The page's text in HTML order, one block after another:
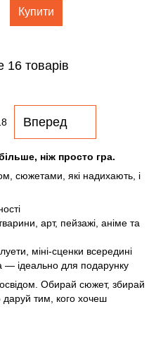
Купити
16 товарів
Вперед
ніж просто гра.
сюжетами, які надихають, і
арт, пейзажі, аніме та
міні-сценки всередині
— ідеально для подарунку
Обирай сюжет, збирай
даруй тим, кого хочеш